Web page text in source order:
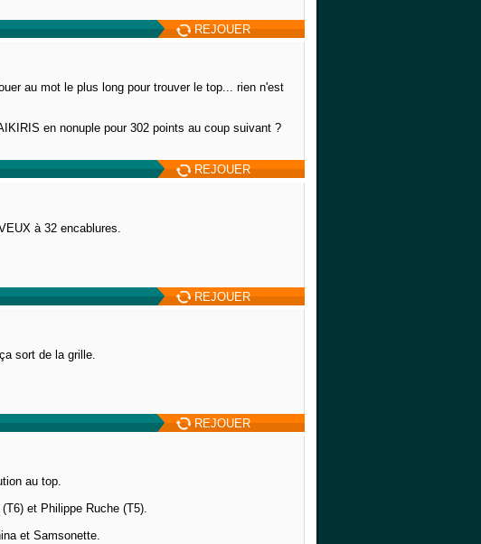
REJOUER
au mot le plus long pour trouver le top... rien n'est
en nonuple pour 302 points au coup suivant ?
REJOUER
à 32 encablures.
REJOUER
sort de la grille.
REJOUER
au top.
et Philippe Ruche (T5).
et Samsonette.